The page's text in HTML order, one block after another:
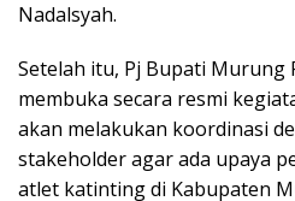
Nadalsyah.
Setelah itu, Pj Bupati Murung
membuka secara resmi
akan melakukan koordinasi
stakeholder agar ada upaya
atlet katinting di Kabupaten